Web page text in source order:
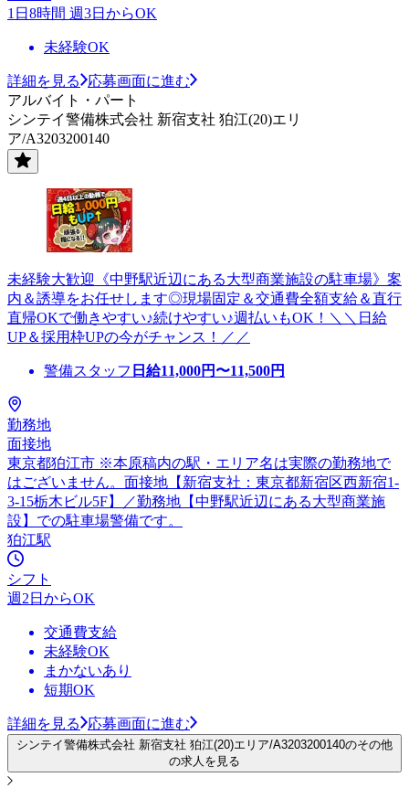
1日8時間 週3日からOK
未経験OK
詳細を見る
応募画面に進む
アルバイト・パート
シンテイ警備株式会社 新宿支社 狛江(20)エリ
ア/A3203200140
未経験大歓迎《中野駅近辺にある大型商業施設の駐車場》案
内＆誘導をお任せします◎現場固定＆交通費全額支給＆直行
直帰OKで働きやすい♪続けやすい♪週払いもOK！＼＼日給
UP＆採用枠UPの今がチャンス！／／
警備スタッフ 日給11,000円〜11,500円
勤務地
面接地
東京都狛江市 ※本原稿内の駅・エリア名は実際の勤務地で
はございません。面接地【新宿支社：東京都新宿区西新宿1-
3-15栃木ビル5F】／勤務地【中野駅近辺にある大型商業施
設】での駐車場警備です。
狛江駅
シフト
週2日からOK
交通費支給
未経験OK
まかないあり
短期OK
詳細を見る 応募画面に進む
シンテイ警備株式会社 新宿支社 狛江(20)エリア/A3203200140のその他
の求人を見る